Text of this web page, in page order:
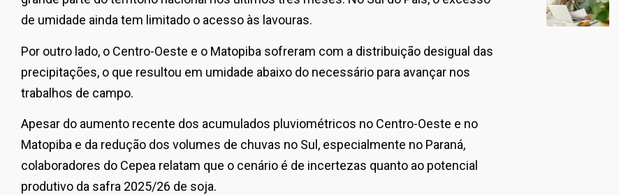
de umidade ainda tem limitado o acesso às lavouras.
Por outro lado, o Centro-Oeste e o Matopiba sofreram com a distribuição desigual das
precipitações, o que resultou em umidade abaixo do necessário para avançar nos
trabalhos de campo.
Apesar do aumento recente dos acumulados pluviométricos no Centro-Oeste e no
Matopiba e da redução dos volumes de chuvas no Sul, especialmente no Paraná,
colaboradores do Cepea relatam que o cenário é de incertezas quanto ao potencial
produtivo da safra 2025/26 de soja.